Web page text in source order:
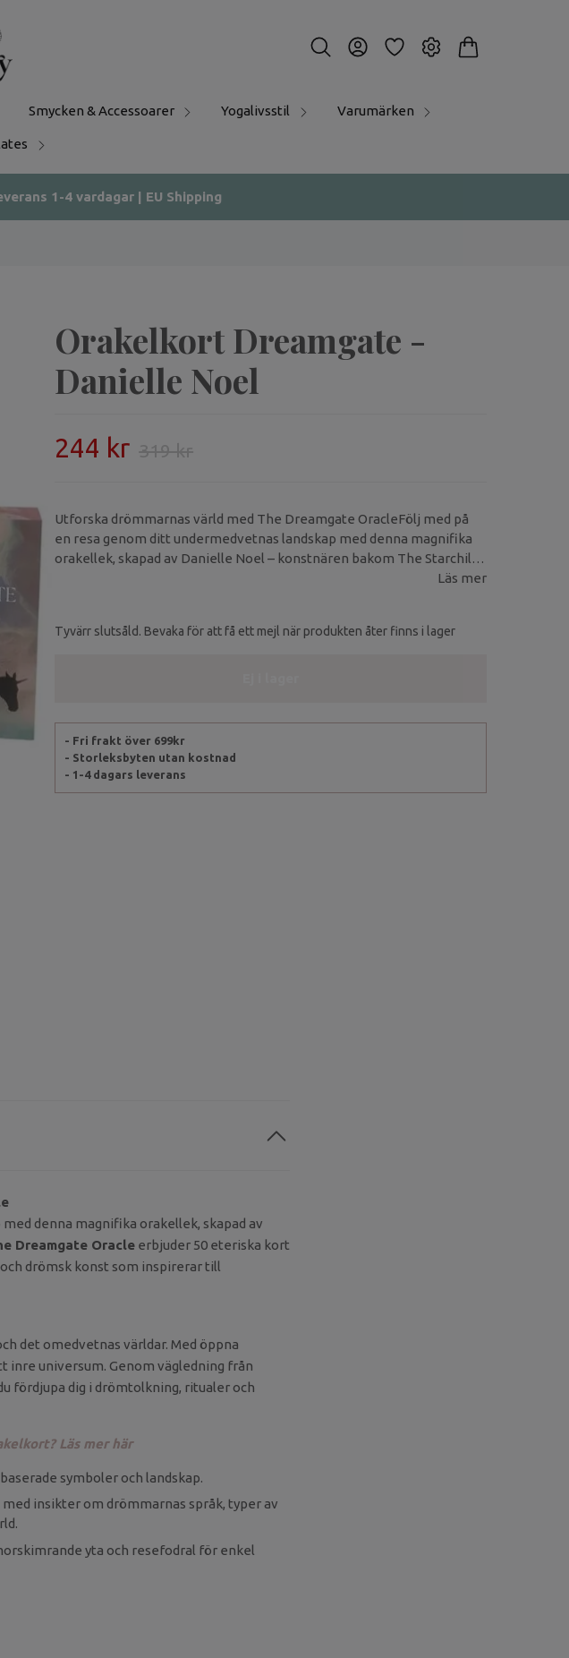
Smycken & Accessoarer Yogalivsstil Varumärken
1-4 vardagar | EU Shipping
Orakelkort Dreamgate -
Danielle Noel
244 kr 319 kr
Utforska drömmarnas värld med The Dreamgate OracleFölj med på
en resa genom ditt undermedvetnas landskap med denna magnifika
orakellek, skapad av Danielle Noel – konstnären bakom The Starchild
Tarot. The Dreamgate Oracle erbjuder 50 eteriska kort fyllda medLäs mer
Tyvärr slutsåld. Bevaka för att få ett mejl när produkten åter finns i lager
- Fri frakt över 699kr
- Storleksbyten utan kostnad
- 1-4 dagars leverans
denna magnifika orakellek, skapad av
Dreamgate Oracle erbjuder 50 eteriska kort
drömsk konst som inspirerar till
det omedvetnas världar. Med öppna
universum. Genom vägledning från
fördjupa dig i drömtolkning, ritualer och
Läs mer här
symboler och landskap.
med insikter om drömmarnas språk, typer av
yta och resefodral för enkel